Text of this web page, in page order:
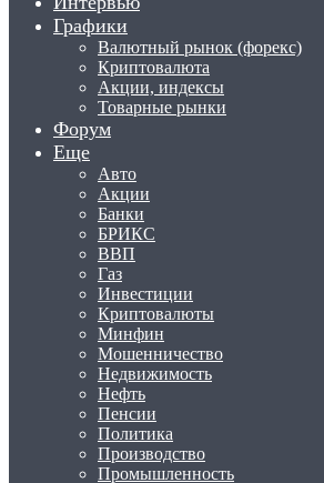
Графики
Валютный рынок (форекс)
Криптовалюта
Акции, индексы
Товарные рынки
Форум
Еще
Авто
Акции
Банки
БРИКС
ВВП
Газ
Инвестиции
Криптовалюты
Минфин
Мошенничество
Недвижимость
Нефть
Пенсии
Политика
Производство
Промышленность